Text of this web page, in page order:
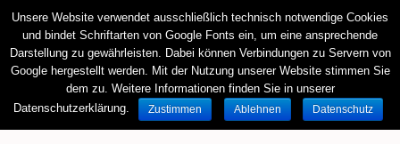
Kontakt Karriere
Unsere Website verwendet ausschließlich technisch notwendige Cookies
und bindet Schriftarten von Google Fonts ein, um eine ansprechende
Darstellung zu gewährleisten. Dabei können Verbindungen zu Servern von
Google hergestellt werden. Mit der Nutzung unserer Website stimmen Sie
dem zu. Weitere Informationen finden Sie in unserer
Datenschutzerklärung.
Zustimmen Ablehnen Datenschutz